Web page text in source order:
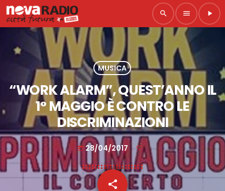
search menu play_arrow
MUSICA
“WORK ALARM”, QUEST’ANNO IL
1° MAGGIO È CONTRO LE
DISCRIMINAZIONI
today 28/04/2017
share
email